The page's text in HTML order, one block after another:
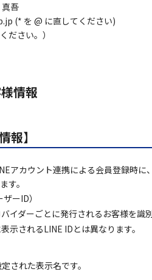
吾
(* を @ に直してください)
ださい。）
情報
報】
アカウント連携による会員登録時
す。
ーID）
イダーごとに発行されるお客様を
示されるLINE IDとは異なります。
された表示名です。